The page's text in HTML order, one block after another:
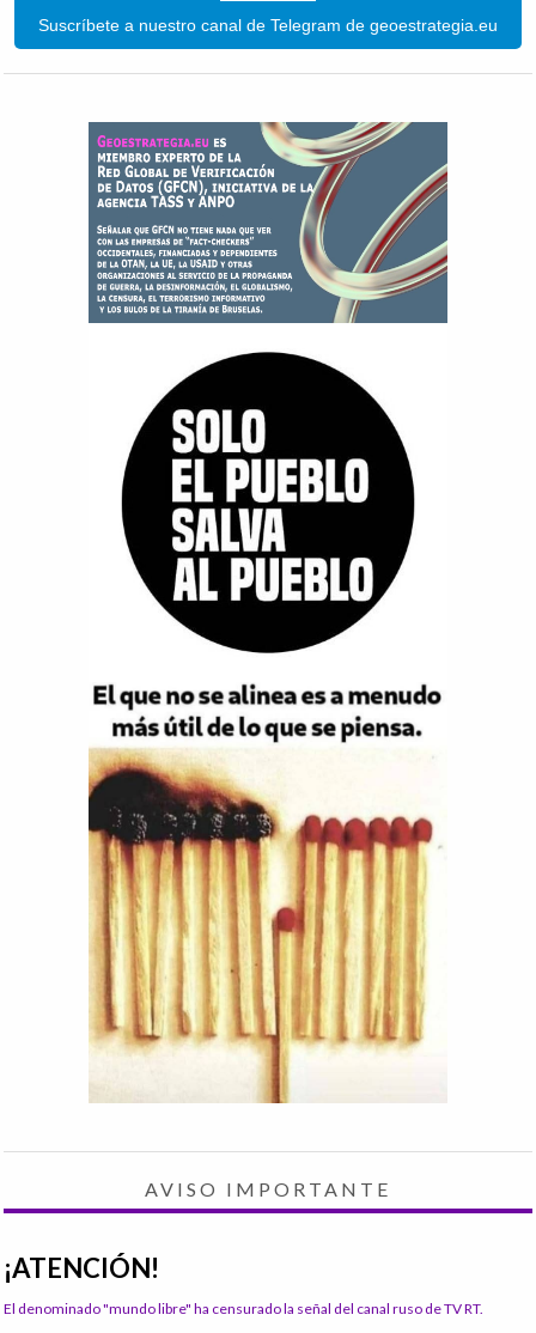
Suscríbete a nuestro canal de Telegram de geoestrategia.eu
AVISO IMPORTANTE
¡ATENCIÓN!
El denominado "mundo libre" ha censurado la señal del canal ruso de TV RT.